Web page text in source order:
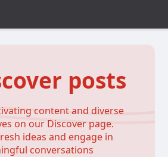
posts
content and diverse
on our Discover page.
ideas and engage in
conversations